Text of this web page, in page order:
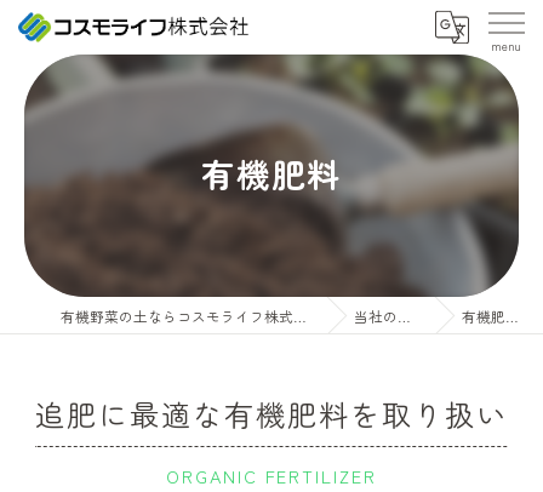
有機肥料
当社の特徴 有機肥料
追肥に最適な有機肥料を取り扱い
ORGANIC FERTILIZER